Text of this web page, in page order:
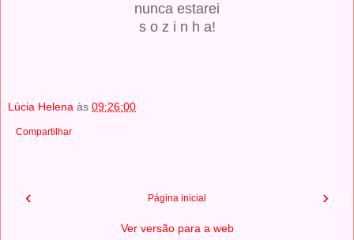
nunca estarei
s o z i n h a!
Lúcia Helena às 09:26:00
Compartilhar
‹ ›
Página inicial
Ver versão para a web